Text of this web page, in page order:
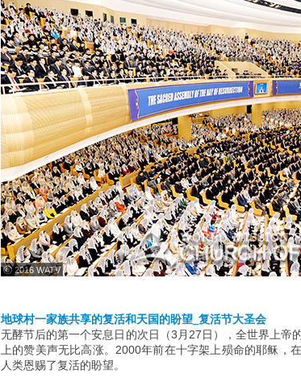
ⓒ 2016 WATV
地球村一家族共享的复活和天国的盼望_复活节大圣会
无酵节后的第一个安息日的次日（3月27日），全世界上帝
上的赞美声无比高涨。2000年前在十字架上殒命的耶稣，
人类恩赐了复活的盼望。